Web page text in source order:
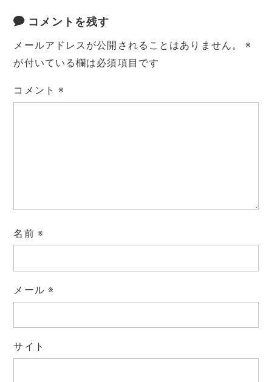
コメントを残す
メールアドレスが公開されることはありません。
※
が付いている欄は必須項目です
コメント※
名前 ※
メール ※
サイト